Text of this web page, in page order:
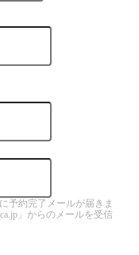
予約完了メールが届きま
」からのメールを受信